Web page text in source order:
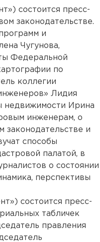
состоится пресс-
законодательстве.
и
Чугунова,
Федеральной
по
коллегии
Лидия
недвижимости Ирина
инженерам, о
законодательстве и
способы
палатой, в
о состоянии
перспективы
состоится пресс-
табличек
правления